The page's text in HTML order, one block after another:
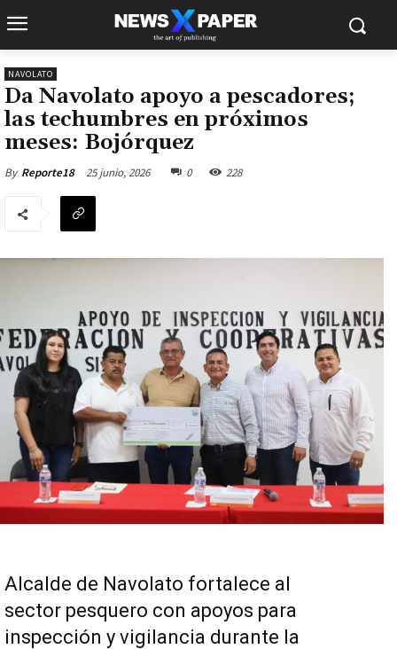
NAVOLATO
Da Navolato apoyo a pescadores;
las techumbres en próximos
meses: Bojórquez
By Reporte18 25 junio, 2026 0 228
Alcalde de Navolato fortalece al
sector pesquero con apoyos para
inspección y vigilancia durante la